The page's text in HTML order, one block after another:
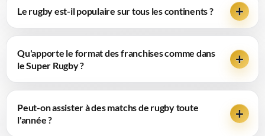
Le rugby est-il populaire sur tous les continents ?
Qu'apporte le format des franchises comme dans
le Super Rugby ?
Peut-on assister à des matchs de rugby toute
l'année ?